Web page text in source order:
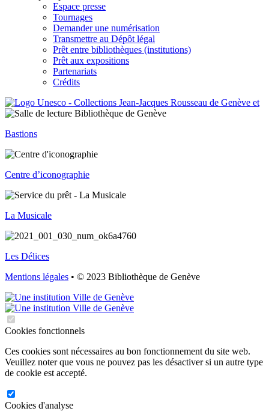
Espace presse
Tournages
Demander une numérisation
Transmettre au Dépôt légal
Prêt entre bibliothèques (institutions)
Prêt aux expositions
Partenariats
Crédits
Bastions
Centre d’iconographie
La Musicale
Les Délices
Mentions légales • © 2023 Bibliothèque de Genève
Cookies fonctionnels
Ces cookies sont nécessaires au bon fonctionnement du site web.
Veuillez noter que vous ne pouvez pas les désactiver si un autre type
de cookie est accepté.
Cookies d'analyse